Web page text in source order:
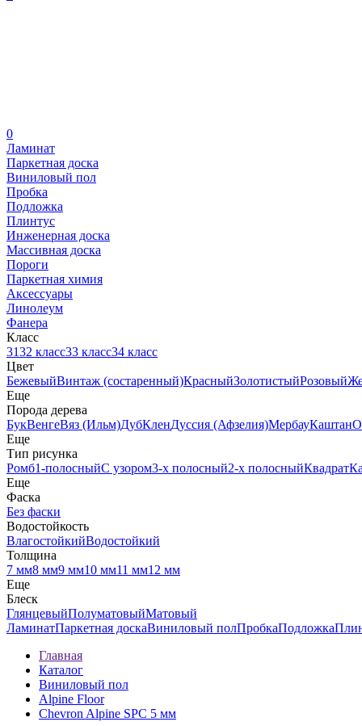
0
Ламинат
Паркетная доска
Виниловый пол
Пробка
Подложка
Плинтус
Инженерная доска
Массивная доска
Пороги
Паркетная химия
Аксессуары
Линолеум
Фанера
Класс
3132 класс33 класс34 класс
Цвет
БежевыйВинтаж (состаренный)КрасныйЗолотистыйРозовый
Еще
Порода дерева
БукВенгеВяз (Ильм)ДубКленДуссия (Афзелия)МербауКаштан
Еще
Тип рисунка
Ромб1-полосныйС узором3-х полосный2-х полосныйКвадрат
Еще
Фаска
Без фаски
Водостойкость
ВлагостойкийВодостойкий
Толщина
7 мм8 мм9 мм10 мм11 мм12 мм
Еще
Блеск
ГлянцевыйПолуматовыйМатовый
ЛаминатПаркетная доскаВиниловый полПробкаПодложка
Главная
Каталог
Виниловый пол
Alpine Floor
Chevron Alpine SPC 5 мм